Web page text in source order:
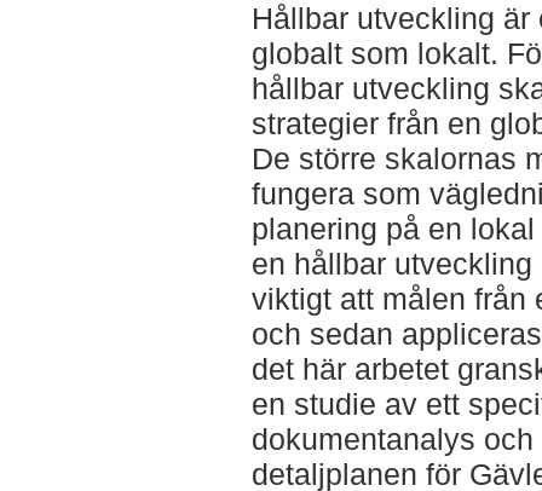
Hållbar utveckling
globalt som lokalt.
hållbar utveckling
strategier från en
De större skalornas
fungera som
planering på en
en hållbar
viktigt att målen från
och sedan
det här arbetet
en studie av ett
dokumentanalys
detaljplanen för